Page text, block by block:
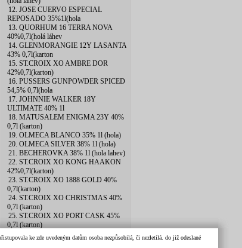
12. JOSE CUERVO ESPECIAL
REPOSADO 35%1l(hola
13. QUORHUM 16 TERRA NOVA
40%0,7l(holá láhev
14. GLENMORANGIE 12Y LASANTA
43% 0,7l(karton
15. ST.CROIX XO AMBRE DOR
42%0,7l(karton)
16. PUSSERS GUNPOWDER SPICED
54,5% 0,7l(hola
17. JOHNNIE WALKER 18Y
ULTIMATE 40% 1l
18. MATUSALEM ENIGMA 23Y 40%
0,7l (karton)
19. OLMECA BLANCO 35% 1l (hola)
20. OLMECA SILVER 38% 1l (hola)
21. BECHEROVKA 38% 1l (hola lahev)
22. ST.CROIX XO KONG HAAKON
42%0,7l(karton)
23. ST.CROIX XO 1888 GOLD 40%
0,7l(karton)
24. ST.CROIX XO CHRISTMAS 40%
0,7l (karton)
25. ST.CROIX XO PORT CASK 45%
0,7l (karton)
26. GLENMORANGIE 15Y LASANTA
43% 0,7l(karton
ke zde uvedeným datům osoba nezpůsobilá, či nezletilá. do již odeslané